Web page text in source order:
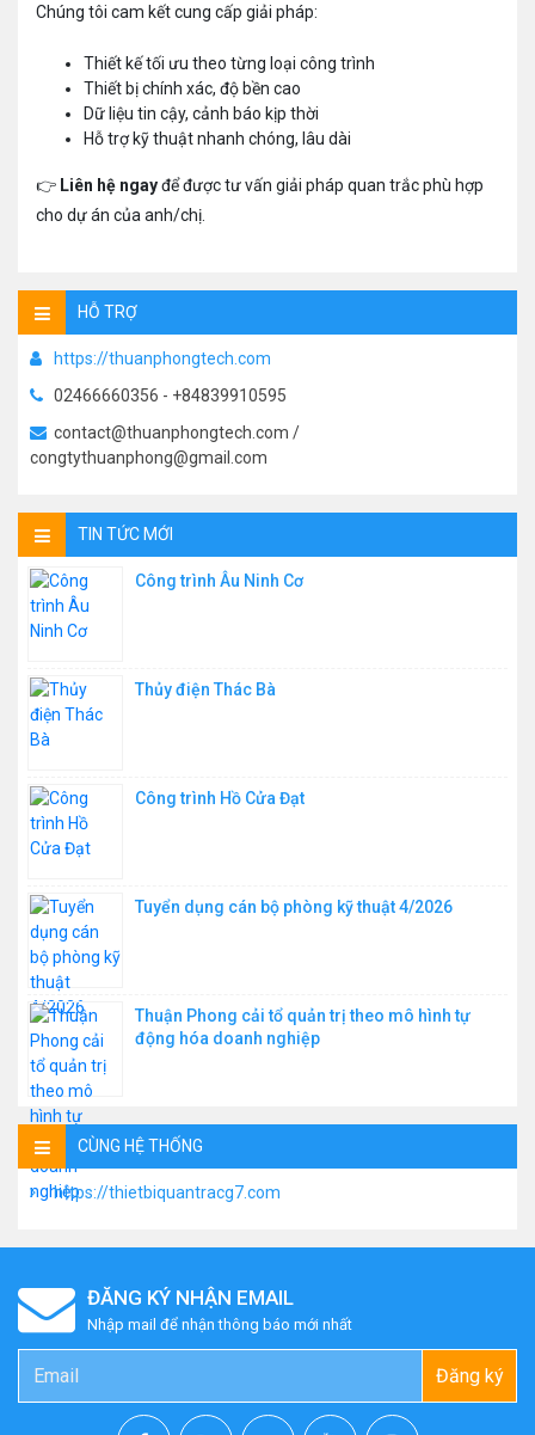
Chúng tôi cam kết cung cấp giải pháp:
Thiết kế tối ưu theo từng loại công trình
Thiết bị chính xác, độ bền cao
Dữ liệu tin cậy, cảnh báo kịp thời
Hỗ trợ kỹ thuật nhanh chóng, lâu dài
👉 Liên hệ ngayđể được tư vấn giải pháp quan trắc phù hợp
cho dự án của anh/chị.
HỖ TRỢ
https://thuanphongtech.com
02466660356 - +84839910595
contact@thuanphongtech.com /
congtythuanphong@gmail.com
TIN TỨC MỚI
Công trình Âu Ninh Cơ
Thủy điện Thác Bà
Công trình Hồ Cửa Đạt
Tuyển dụng cán bộ phòng kỹ thuật 4/2026
Thuận Phong cải tổ quản trị theo mô hình tự
động hóa doanh nghiệp
CÙNG HỆ THỐNG
https://thietbiquantracg7.com
ĐĂNG KÝ NHẬN EMAIL
Nhập mail để nhận thông báo mới nhất
Đăng ký